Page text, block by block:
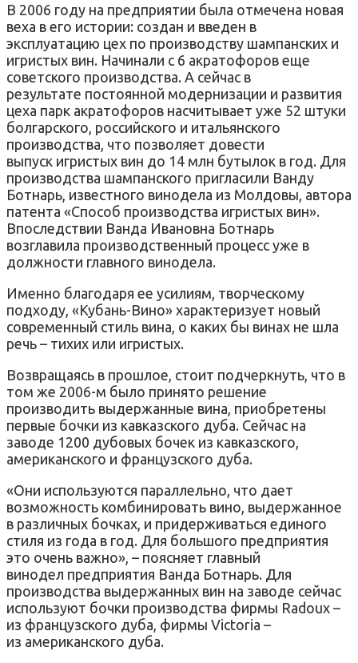
В 2006 году на предприятии была отмечена новая
веха в его истории: создан и введен в
эксплуатацию цех по производству шампанских и
игристых вин. Начинали с 6 акратофоров еще
советского производства. А сейчас в
результате постоянной модернизации и развития
цеха парк акратофоров насчитывает уже 52 штуки
болгарского, российского и итальянского
производства, что позволяет довести
выпуск игристых вин до 14 млн бутылок в год. Для
производства шампанского пригласили Ванду
Ботнарь, известного винодела из Молдовы, автора
патента «Способ производства игристых вин».
Впоследствии Ванда Ивановна Ботнарь
возглавила производственный процесс уже в
должности главного винодела.
Именно благодаря ее усилиям, творческому
подходу, «Кубань-Вино» характеризует новый
современный стиль вина, о каких бы винах не шла
речь – тихих или игристых.
Возвращаясь в прошлое, стоит подчеркнуть, что в
том же 2006-м было принято решение
производить выдержанные вина, приобретены
первые бочки из кавказского дуба. Сейчас на
заводе 1200 дубовых бочек из кавказского,
американского и французского дуба.
«Они используются параллельно, что дает
возможность комбинировать вино, выдержанное
в различных бочках, и придерживаться единого
стиля из года в год. Для большого предприятия
это очень важно», – поясняет главный
винодел предприятия Ванда Ботнарь. Для
производства выдержанных вин на заводе сейчас
используют бочки производства фирмы Radoux –
из французского дуба, фирмы Victoria –
из американского дуба.